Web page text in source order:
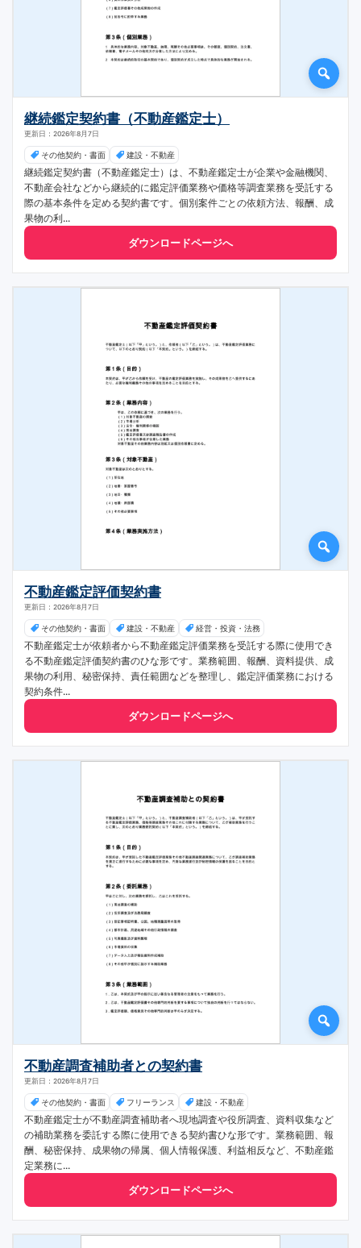
継続鑑定契約書（不動産鑑定士）
更新日：2026年8月7日
その他契約・書面 建設・不動産
継続鑑定契約書（不動産鑑定士）は、不動産鑑定士が企業や金融機関、
不動産会社などから継続的に鑑定評価業務や価格等調査業務を受託する
際の基本条件を定める契約書です。個別案件ごとの依頼方法、報酬、成
果物の利...
ダウンロードページへ
不動産鑑定評価契約書
更新日：2026年8月7日
その他契約・書面 建設・不動産 経営・投資・法務
不動産鑑定士が依頼者から不動産鑑定評価業務を受託する際に使用でき
る不動産鑑定評価契約書のひな形です。業務範囲、報酬、資料提供、成
果物の利用、秘密保持、責任範囲などを整理し、鑑定評価業務における
契約条件...
ダウンロードページへ
不動産調査補助者との契約書
更新日：2026年8月7日
その他契約・書面 フリーランス 建設・不動産
不動産鑑定士が不動産調査補助者へ現地調査や役所調査、資料収集など
の補助業務を委託する際に使用できる契約書ひな形です。業務範囲、報
酬、秘密保持、成果物の帰属、個人情報保護、利益相反など、不動産鑑
定業務に...
ダウンロードページへ